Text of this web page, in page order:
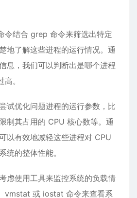
令结合 grep 命令来筛选出特定
地了解这些进程的运行情况。通
息，我们可以判断出是哪个进程
。
试优化问题进程的运行参数，比
制其占用的 CPU 核心数等。通
以有效地减轻这些进程对 CPU
统的整体性能。
虑使用工具来监控系统的负载情
vmstat 或 iostat 命令来查看系